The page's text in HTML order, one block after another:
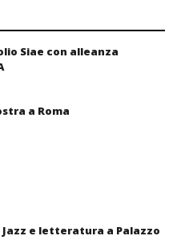
Siae con alleanza
a Roma
Jazz e letteratura a Palazzo